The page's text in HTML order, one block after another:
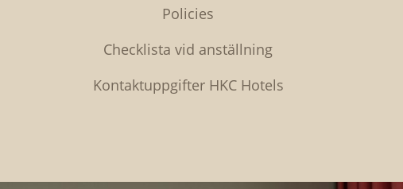
Policies
Checklista vid anställning
Kontaktuppgifter HKC Hotels